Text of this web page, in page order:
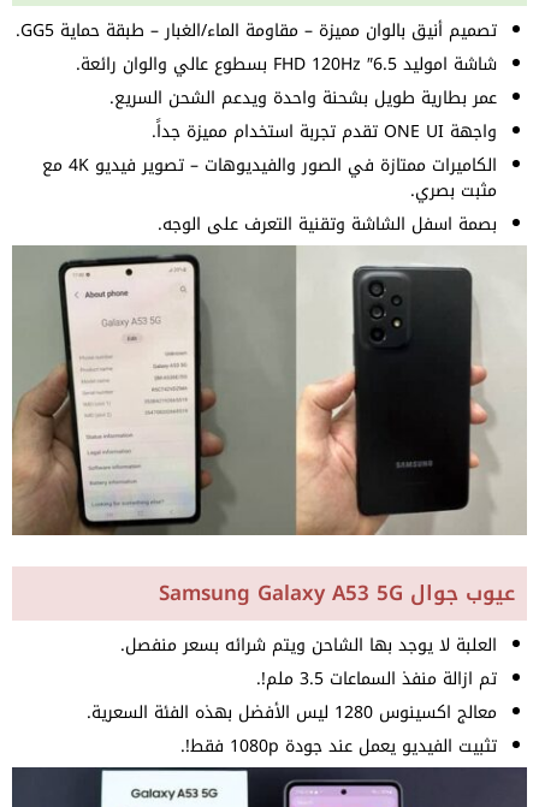
تصميم أنيق بالوان مميزة – مقاومة الماء/الغبار – طبقة حماية GG5.
شاشة اموليد 6.5″ FHD 120Hz بسطوع عالي والوان رائعة.
عمر بطارية طويل بشحنة واحدة ويدعم الشحن السريع.
واجهة ONE UI تقدم تجربة استخدام مميزة جداً.
الكاميرات ممتازة في الصور والفيديوهات – تصوير فيديو 4K مع
مثبت بصري.
بصمة اسفل الشاشة وتقنية التعرف على الوجه.
عيوب جوال Samsung Galaxy A53 5G
العلبة لا يوجد بها الشاحن ويتم شرائه بسعر منفصل.
تم ازالة منفذ السماعات 3.5 ملم!.
معالج اكسينوس 1280 ليس الأفضل بهذه الفئة السعرية.
تثبيت الفيديو يعمل عند جودة 1080p فقط!.